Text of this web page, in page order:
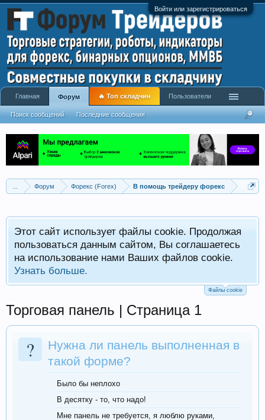
Войти или зарегистрироваться
Форум Форекс (Forex) В помощь трейдеру форекс
Этот сайт использует файлы cookie. Продолжая
пользоваться данным сайтом, Вы соглашаетесь
на использование нами Ваших файлов cookie.
Узнать больше.
Файлы cookie
Торговая панель | Страница 1
?
Нужна ли панель выполненная в
такой форме?
Было бы неплохо
В десятку - то, что надо!
Мне панель не требуется, я люблю руками,
Главная Форум
Поиск сообщений Последние сообщения
🔥 Топ складчин Пользователи